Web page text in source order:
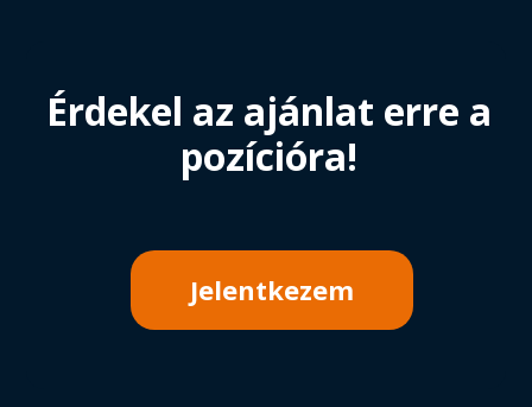
Érdekel az ajánlat erre a
pozícióra!
Jelentkezem